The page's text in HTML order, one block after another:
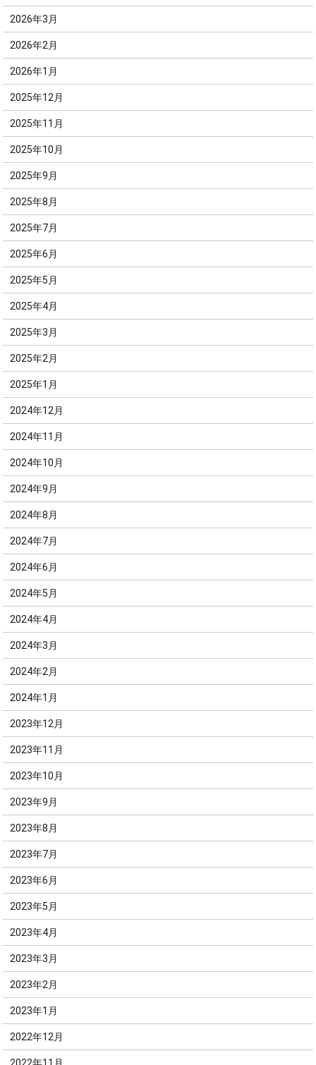
2026年3月
2026年2月
2026年1月
2025年12月
2025年11月
2025年10月
2025年9月
2025年8月
2025年7月
2025年6月
2025年5月
2025年4月
2025年3月
2025年2月
2025年1月
2024年12月
2024年11月
2024年10月
2024年9月
2024年8月
2024年7月
2024年6月
2024年5月
2024年4月
2024年3月
2024年2月
2024年1月
2023年12月
2023年11月
2023年10月
2023年9月
2023年8月
2023年7月
2023年6月
2023年5月
2023年4月
2023年3月
2023年2月
2023年1月
2022年12月